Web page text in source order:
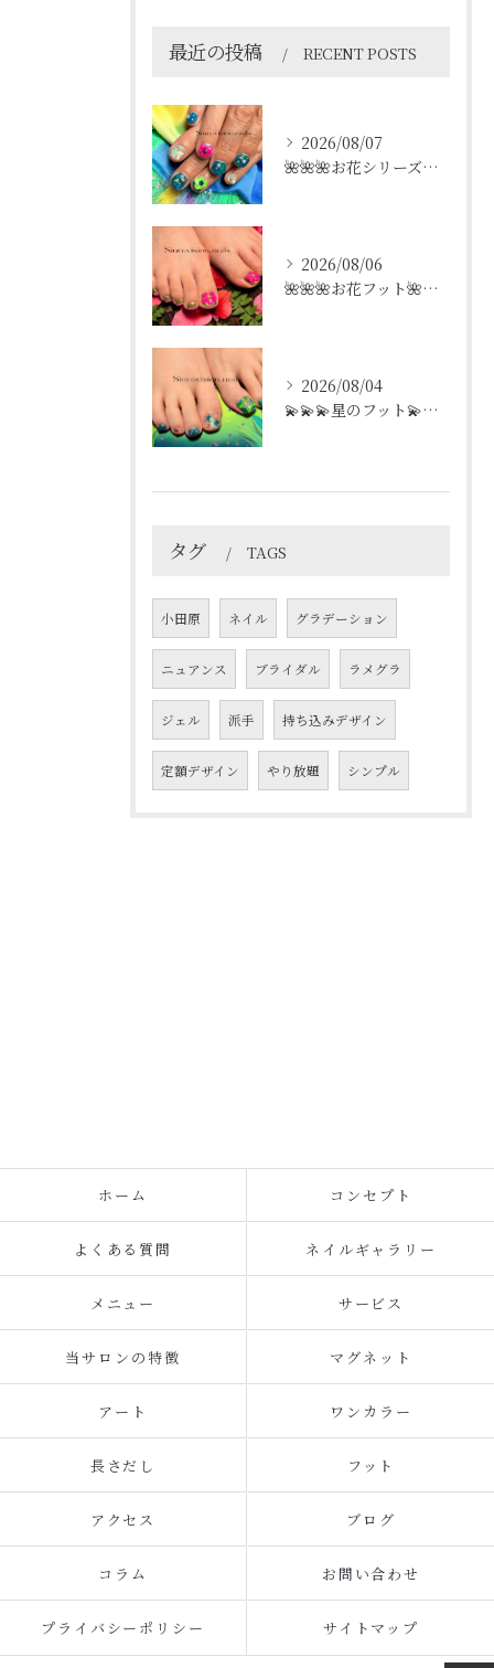
最近の投稿 RECENT POSTS
2026/08/07
🌺🌺🌺お花シリーズ🌺🌺🌺
2026/08/06
🌺🌺🌺お花フット🌺🌺🌺
2026/08/04
💫💫💫星のフット💫💫💫
タグ TAGS
小田原 ネイル グラデーション
ニュアンス ブライダル ラメグラ
ジェル 派手 持ち込みデザイン
定額デザイン やり放題 シンプル
ホーム コンセプト
よくある質問 ネイルギャラリー
メニュー サービス
当サロンの特徴 マグネット
アート ワンカラー
長さだし フット
アクセス ブログ
コラム お問い合わせ
プライバシーポリシー サイトマップ